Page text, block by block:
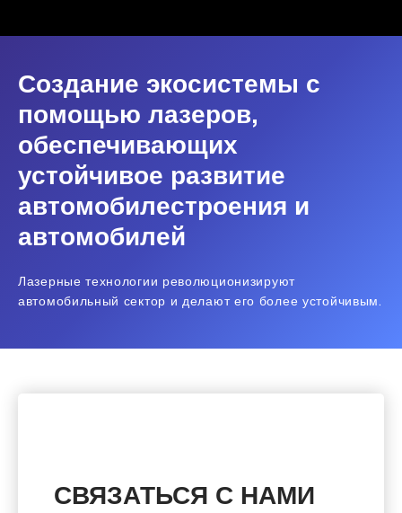
Создание экосистемы с
помощью лазеров,
обеспечивающих
устойчивое развитие
автомобилестроения и
автомобилей
Лазерные технологии революционизируют
автомобильный сектор и делают его более устойчивым.
СВЯЗАТЬСЯ С НАМИ